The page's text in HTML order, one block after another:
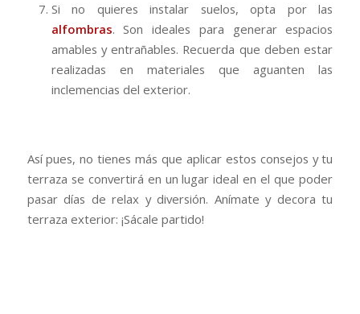
Si no quieres instalar suelos, opta por las
alfombras. Son ideales para generar espacios
amables y entrañables. Recuerda que deben estar
realizadas en materiales que aguanten las
inclemencias del exterior.
Así pues, no tienes más que aplicar estos consejos y tu
terraza se convertirá en un lugar ideal en el que poder
pasar días de relax y diversión. Anímate y decora tu
terraza exterior: ¡Sácale partido!